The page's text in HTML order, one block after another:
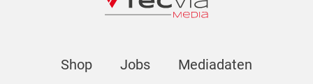
Shop Jobs Mediadaten